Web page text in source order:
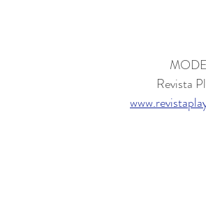
Revista